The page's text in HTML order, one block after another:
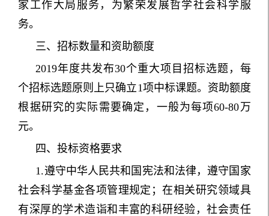
家工作大局服务，为繁荣发展哲学社会科学服
务。
三、招标数量和资助额度
2019年度共发布30个重大项目招标选题，每
个招标选题原则上只确立1项中标课题。资助额度
根据研究的实际需要确定，一般为每项60-80万
元。
四、投标资格要求
1.遵守中华人民共和国宪法和法律，遵守国家
社会科学基金各项管理规定；在相关研究领域具
有深厚的学术造诣和丰富的科研经验，社会责任